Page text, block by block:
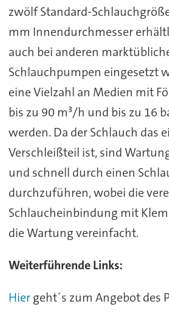
zwölf Standard-
mm Innendurchmesser
auch bei anderen
Schlauchpumpen eingesetzt
eine Vielzahl an Medien mit
bis zu 90 m³/h und bis zu 16
werden. Da der Schlauch das
Verschleißteil ist, sind
und schnell durch einen
durchzuführen, wobei die
Schlaucheinbindung mit
die Wartung vereinfacht.
Weiterführende Links:
Hiergeht´s zum Angebot des